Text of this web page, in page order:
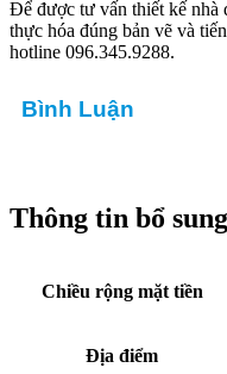
Để được tư vấn thiết kế nhà
thực hóa đúng bản vẽ và
hotline 096.345.9288.
Bình Luận
Thông tin bổ sung
Chiều rộng mặt tiền
Địa điểm